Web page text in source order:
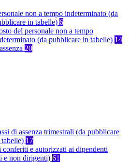
non a tempo indeterminato (da
in tabelle) 6
del personale non a tempo
(da pubblicare in tabelle) 14
20
di assenza trimestrali (da pubblicare
17
conferiti e autorizzati ai dipendenti
e non dirigenti) 61